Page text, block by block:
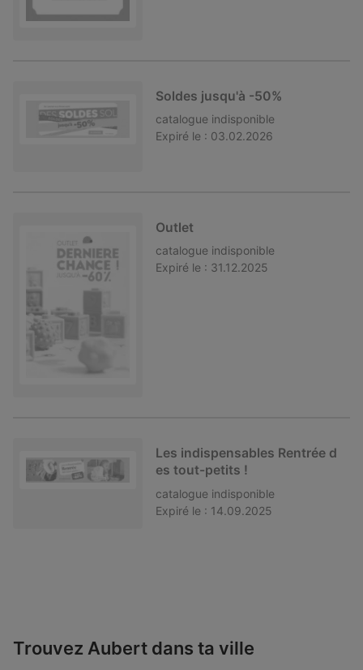
Soldes jusqu'à -50%
catalogue indisponible
Expiré le : 03.02.2026
Outlet
catalogue indisponible
Expiré le : 31.12.2025
Les indispensables Rentrée d
es tout-petits !
catalogue indisponible
Expiré le : 14.09.2025
Trouvez Aubert dans ta ville